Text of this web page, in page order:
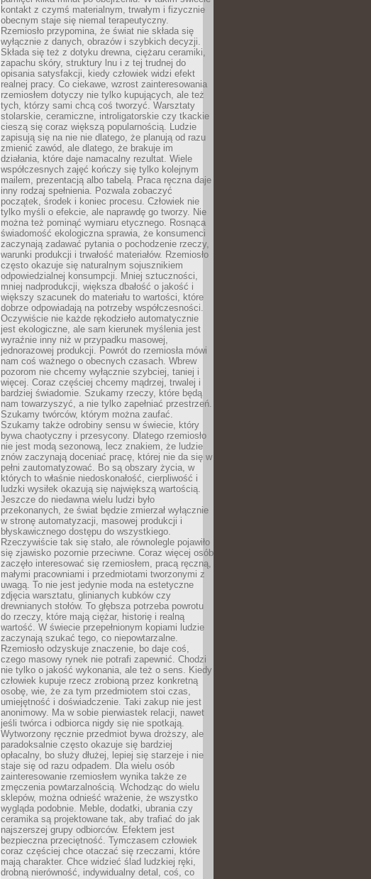
kontakt z czymś materialnym, trwałym i fizycznie
obecnym staje się niemal terapeutyczny.
Rzemiosło przypomina, że świat nie składa się
wyłącznie z danych, obrazów i szybkich decyzji.
Składa się też z dotyku drewna, ciężaru ceramiki,
zapachu skóry, struktury lnu i z tej trudnej do
opisania satysfakcji, kiedy człowiek widzi efekt
realnej pracy. Co ciekawe, wzrost zainteresowania
rzemiosłem dotyczy nie tylko kupujących, ale też
tych, którzy sami chcą coś tworzyć. Warsztaty
stolarskie, ceramiczne, introligatorskie czy tkackie
cieszą się coraz większą popularnością. Ludzie
zapisują się na nie nie dlatego, że planują od razu
zmienić zawód, ale dlatego, że brakuje im
działania, które daje namacalny rezultat. Wiele
współczesnych zajęć kończy się tylko kolejnym
mailem, prezentacją albo tabelą. Praca ręczna daje
inny rodzaj spełnienia. Pozwala zobaczyć
początek, środek i koniec procesu. Człowiek nie
tylko myśli o efekcie, ale naprawdę go tworzy. Nie
można też pominąć wymiaru etycznego. Rosnąca
świadomość ekologiczna sprawia, że konsumenci
zaczynają zadawać pytania o pochodzenie rzeczy,
warunki produkcji i trwałość materiałów. Rzemiosło
często okazuje się naturalnym sojusznikiem
odpowiedzialnej konsumpcji. Mniej sztuczności,
mniej nadprodukcji, większa dbałość o jakość i
większy szacunek do materiału to wartości, które
dobrze odpowiadają na potrzeby współczesności.
Oczywiście nie każde rękodzieło automatycznie
jest ekologiczne, ale sam kierunek myślenia jest
wyraźnie inny niż w przypadku masowej,
jednorazowej produkcji. Powrót do rzemiosła mówi
nam coś ważnego o obecnych czasach. Wbrew
pozorom nie chcemy wyłącznie szybciej, taniej i
więcej. Coraz częściej chcemy mądrzej, trwalej i
bardziej świadomie. Szukamy rzeczy, które będą
nam towarzyszyć, a nie tylko zapełniać przestrzeń.
Szukamy twórców, którym można zaufać.
Szukamy także odrobiny sensu w świecie, który
bywa chaotyczny i przesycony. Dlatego rzemiosło
nie jest modą sezonową, lecz znakiem, że ludzie
znów zaczynają doceniać pracę, której nie da się w
pełni zautomatyzować. Bo są obszary życia, w
których to właśnie niedoskonałość, cierpliwość i
ludzki wysiłek okazują się największą wartością.
Jeszcze do niedawna wielu ludzi było
przekonanych, że świat będzie zmierzał wyłącznie
w stronę automatyzacji, masowej produkcji i
błyskawicznego dostępu do wszystkiego.
Rzeczywiście tak się stało, ale równolegle pojawiło
się zjawisko pozornie przeciwne. Coraz więcej osób
zaczęło interesować się rzemiosłem, pracą ręczną,
małymi pracowniami i przedmiotami tworzonymi z
uwagą. To nie jest jedynie moda na estetyczne
zdjęcia warsztatu, glinianych kubków czy
drewnianych stołów. To głębsza potrzeba powrotu
do rzeczy, które mają ciężar, historię i realną
wartość. W świecie przepełnionym kopiami ludzie
zaczynają szukać tego, co niepowtarzalne.
Rzemiosło odzyskuje znaczenie, bo daje coś,
czego masowy rynek nie potrafi zapewnić. Chodzi
nie tylko o jakość wykonania, ale też o sens. Kiedy
człowiek kupuje rzecz zrobioną przez konkretną
osobę, wie, że za tym przedmiotem stoi czas,
umiejętność i doświadczenie. Taki zakup nie jest
anonimowy. Ma w sobie pierwiastek relacji, nawet
jeśli twórca i odbiorca nigdy się nie spotkają.
Wytworzony ręcznie przedmiot bywa droższy, ale
paradoksalnie często okazuje się bardziej
opłacalny, bo służy dłużej, lepiej się starzeje i nie
staje się od razu odpadem. Dla wielu osób
zainteresowanie rzemiosłem wynika także ze
zmęczenia powtarzalnością. Wchodząc do wielu
sklepów, można odnieść wrażenie, że wszystko
wygląda podobnie. Meble, dodatki, ubrania czy
ceramika są projektowane tak, aby trafiać do jak
najszerszej grupy odbiorców. Efektem jest
bezpieczna przeciętność. Tymczasem człowiek
coraz częściej chce otaczać się rzeczami, które
mają charakter. Chce widzieć ślad ludzkiej ręki,
drobną nierówność, indywidualny detal, coś, co